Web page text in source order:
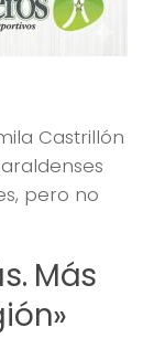
Castrillón
pero no
Más